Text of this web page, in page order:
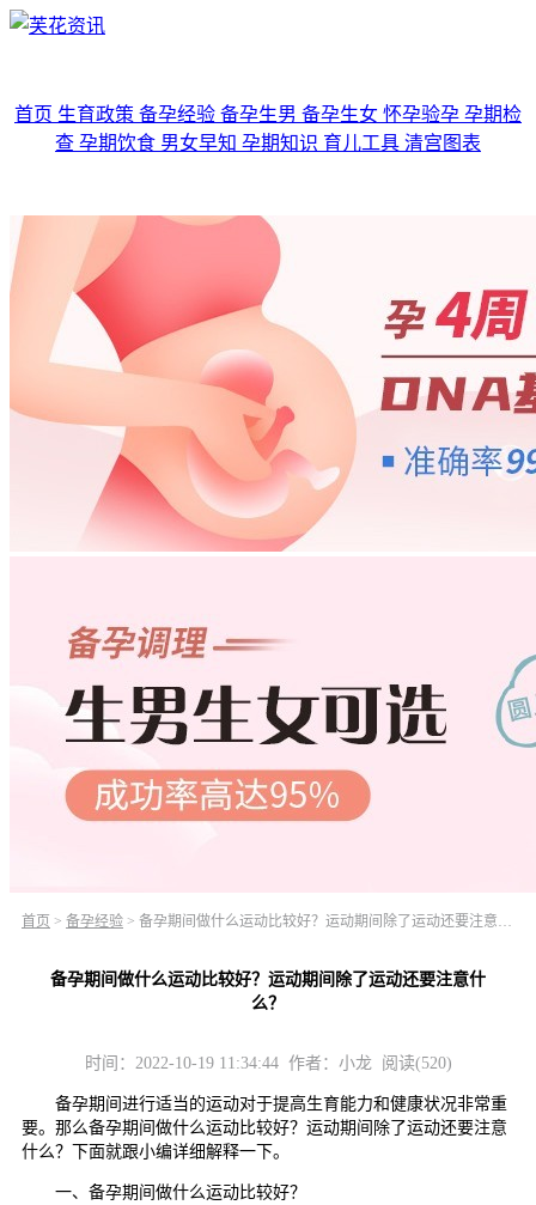
首页 生育政策 备孕经验 备孕生男 备孕生女 怀孕验孕 孕期检
查 孕期饮食 男女早知 孕期知识 育儿工具 清宫图表
首页 > 备孕经验 > 备孕期间做什么运动比较好？运动期间除了运动还要注意什么？
备孕期间做什么运动比较好？运动期间除了运动还要注意什
么？
时间：2022-10-19 11:34:44 作者：小龙 阅读(520)
备孕期间进行适当的运动对于提高生育能力和健康状况非常重
要。那么备孕期间做什么运动比较好？运动期间除了运动还要注意
什么？下面就跟小编详细解释一下。
一、备孕期间做什么运动比较好？